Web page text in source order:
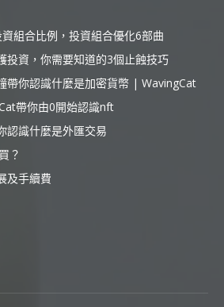
資組合比例，投資組合優化6部曲
投資，你需要知道的3個止蝕技巧
帶你認識什麼是加密貨幣 | WavingCat
帶你由0開始認識nft
認識什麼是外匯交易
？
及手續費